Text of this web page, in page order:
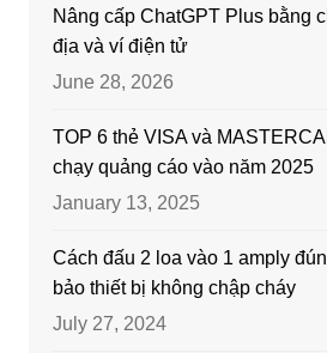
Nâng cấp ChatGPT Plus bằng
địa và ví điện tử
June 28, 2026
TOP 6 thẻ VISA và
chạy quảng cáo vào năm 2025
January 13, 2025
Cách đấu 2 loa vào 1 amply
bảo thiết bị không chập cháy
July 27, 2024